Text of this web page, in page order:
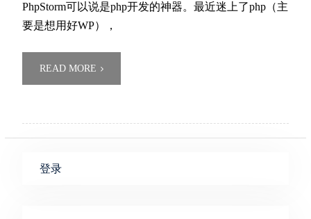
PhpStorm可以说是php开发的神器。最近迷上了php（主
要是想用好WP），
READ MORE
登录